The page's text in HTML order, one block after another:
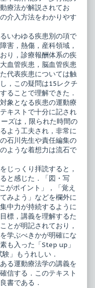
療法が解説されてお
介入方法をわかりやす
いわゆる疾患別の項で
害，熱傷，産科領域，
り，診療報酬体系の疾
血管疾患，脳血管疾患
代表疾患については触
，この疑問は15レクチ
ることで理解できた．
象となる疾患の運動療
キストで十分に記され
ズは，限られた時間の
よう工夫され，非常に
石川先生や責任編集の
ような着想力は流石で
じっくり拝読すると，
と感じた．「図・写
がポイント」，「覚え
みよう」などを欄外に
中力が持続するように
標，講義を理解するた
とが明記されており，
学ぶべきかが明確にな
も入った「Step up」
」もうれしい．
る運動療法学の講義を
信する．このテキスト
書である．